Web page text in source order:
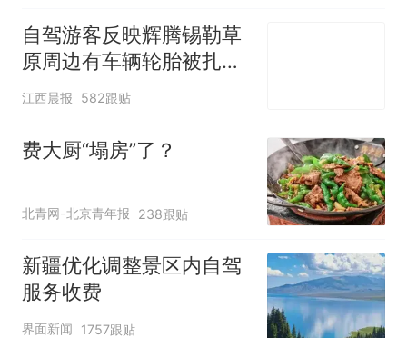
自驾游客反映辉腾锡勒草
原周边有车辆轮胎被扎，
修理店铺换胎价格高达千
江西晨报 582跟贴
费大厨“塌房”了？
北青网-北京青年报 238跟贴
新疆优化调整景区内自驾
服务收费
界面新闻 1757跟贴